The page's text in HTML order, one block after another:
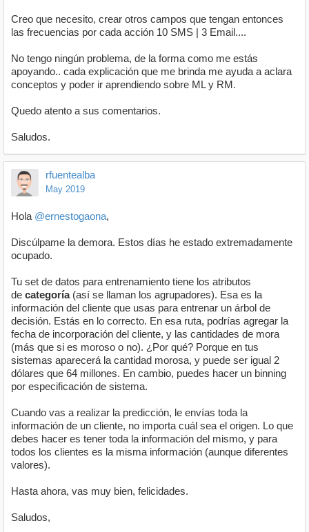
Creo que necesito, crear otros campos que tengan entonces
las frecuencias por cada acción 10 SMS | 3 Email....
No tengo ningún problema, de la forma como me estás
apoyando.. cada explicación que me brinda me ayuda a aclara
conceptos y poder ir aprendiendo sobre ML y RM.
Quedo atento a sus comentarios.
Saludos.
rfuentealba
May 2019
Hola @ernestogaona,
Discúlpame la demora. Estos días he estado extremadamente
ocupado.
Tu set de datos para entrenamiento tiene los atributos
de categoría(así se llaman los agrupadores). Esa es la
información del cliente que usas para entrenar un árbol de
decisión. Estás en lo correcto. En esa ruta, podrías agregar la
fecha de incorporación del cliente, y las cantidades de mora
(más que si es moroso o no). ¿Por qué? Porque en tus
sistemas aparecerá la cantidad morosa, y puede ser igual 2
dólares que 64 millones. En cambio, puedes hacer un binning
por especificación de sistema.
Cuando vas a realizar la predicción, le envías toda la
información de un cliente, no importa cuál sea el origen. Lo que
debes hacer es tener toda la información del mismo, y para
todos los clientes es la misma información (aunque diferentes
valores).
Hasta ahora, vas muy bien, felicidades.
Saludos,